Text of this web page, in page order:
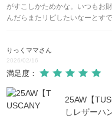
がすこしかためかな。いつもお
んだらまたリピしたいなーとす
りっくママさん
2026/02/16
満足度：
25AW【
しレザーハ